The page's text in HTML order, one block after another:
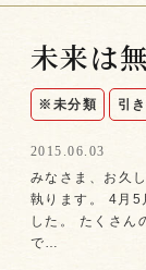
未来は
※未分類 引
2015.06.03
みなさま、お久
執ります。 4月5
した。 たくさん
で…